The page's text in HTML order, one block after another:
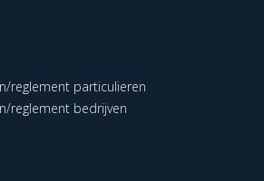
reglement particulieren
reglement bedrijven